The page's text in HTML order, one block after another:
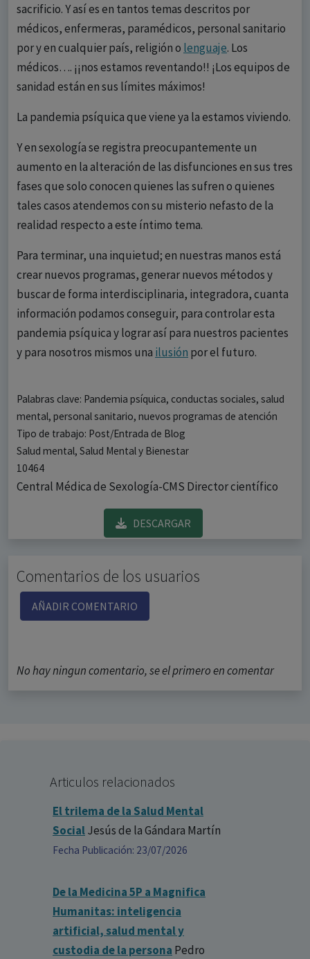
sacrificio. Y así es en tantos temas descritos por
médicos, enfermeras, paramédicos, personal sanitario
por y en cualquier país, religión o lenguaje. Los
médicos…. ¡¡nos estamos reventando!! ¡Los equipos de
sanidad están en sus límites máximos!
La pandemia psíquica que viene ya la estamos viviendo.
Y en sexología se registra preocupantemente un
aumento en la alteración de las disfunciones en sus tres
fases que solo conocen quienes las sufren o quienes
tales casos atendemos con su misterio nefasto de la
realidad respecto a este íntimo tema.
Para terminar, una inquietud; en nuestras manos está
crear nuevos programas, generar nuevos métodos y
buscar de forma interdisciplinaria, integradora, cuanta
información podamos conseguir, para controlar esta
pandemia psíquica y lograr así para nuestros pacientes
y para nosotros mismos una ilusión por el futuro.
Palabras clave: Pandemia psíquica, conductas sociales, salud
mental, personal sanitario, nuevos programas de atención
Tipo de trabajo: Post/Entrada de Blog
Salud mental, Salud Mental y Bienestar
10464
Central Médica de Sexología-CMS Director científico
DESCARGAR
Comentarios de los usuarios
AÑADIR COMENTARIO
No hay ningun comentario, se el primero en comentar
Articulos relacionados
El trilema de la Salud Mental
SocialJesús de la Gándara Martín
Fecha Publicación: 23/07/2026
De la Medicina 5P a Magnifica
Humanitas: inteligencia
artificial, salud mental y
custodia de la persona Pedro